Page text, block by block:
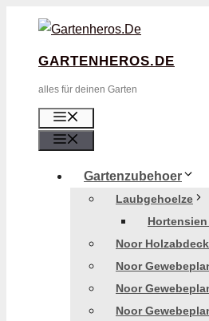
SpringenGARTENHEROS.DE
alles für deinen Garten
Gartenzubehoer
Laubgehoelze
Noor
Noor
Noor
Noor